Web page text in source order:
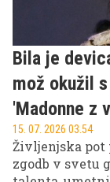
Bila je
mož okužil
'Madonne z
15. 07. 2026 03.54
Življenjska pot
zgodb v svetu